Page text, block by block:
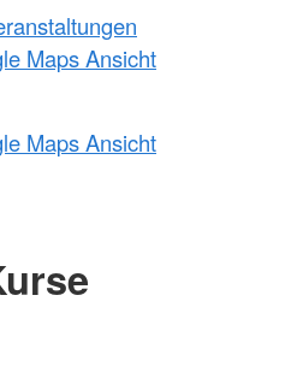
Maps Ansicht
Maps Ansicht